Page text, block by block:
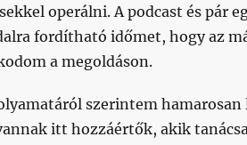
operálni. A podcast és pár
fordítható időmet, hogy az
a megoldáson.
szerintem hamarosan
itt hozzáértők, akik